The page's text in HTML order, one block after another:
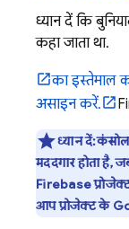
ध्यान दें कि
कहा जाता था.
का इस्तेमाल
असाइन करें.
ध्यान
मददगार होता
Firebase
आप प्रोजेक्ट के